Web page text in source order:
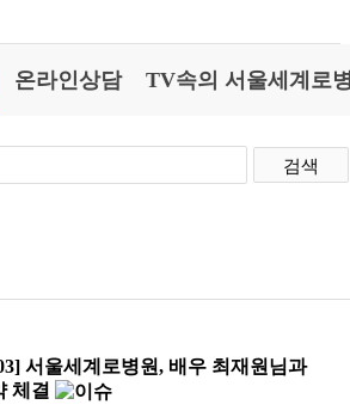
온라인상담 TV속의 서울세계로
검색
서울세계로병원, 배우 최재원님과
체결